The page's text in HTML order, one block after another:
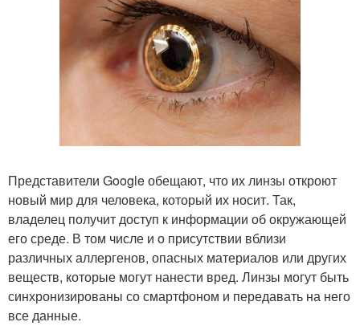
Представители Google обещают, что их линзы откроют
новый мир для человека, который их носит. Так,
владелец получит доступ к информации об окружающей
его среде. В том числе и о присутствии вблизи
различных аллергенов, опасных материалов или других
веществ, которые могут нанести вред. Линзы могут быть
синхронизированы со смартфоном и передавать на него
все данные.